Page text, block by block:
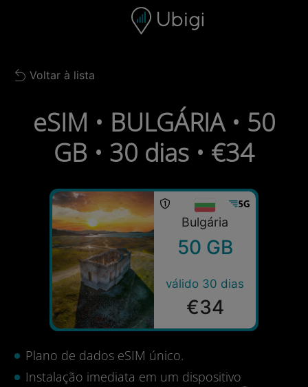
Barra de navegação
Back to list
Voltar à lista
eSIM • BULGÁRIA • 50
GB • 30 dias • €34
Bulgária
50 GB
válido 30 dias
€34
Plano de dados eSIM único.
Instalação imediata em um dispositivo